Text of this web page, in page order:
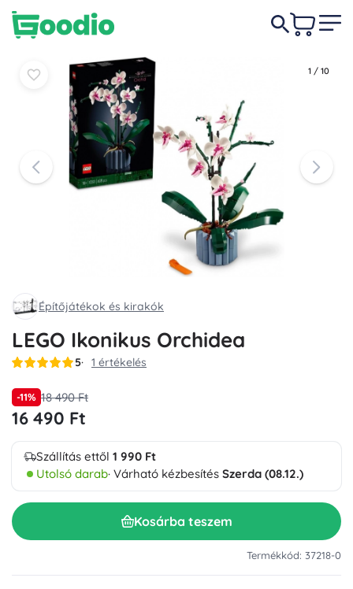
1 / 10
Építőjátékok és kirakók
LEGO Ikonikus Orchidea
5 1 értékelés
-11% 18 490 Ft
16 490 Ft
Szállítás ettől 1 990 Ft
Utolsó darab· Várható kézbesítés Szerda (08.12.)
Kosárba teszem
Termékkód: 37218-0
-11% 18 490 Ft
Kosárba